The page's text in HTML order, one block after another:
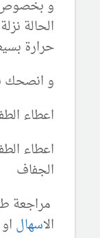
و بخصوص
الحالة
حرارة
و انصحك
اعطاء
اعطاء
الجفاف
مراجعة
الاسهال